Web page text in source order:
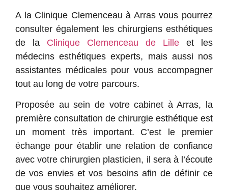
plus
A la Clinique Clemenceauà Arrasvous pourrez
consulter également les chirurgiens esthétiques
de la Clinique Clemenceau de Lille et les
médecins esthétiques experts, mais aussi nos
assistantes médicales pour vous accompagner
tout au long de votre parcours.
Proposée au sein de votre cabinet à Arras, la
première consultation de chirurgie esthétique est
un moment très important. C’est le premier
échange pour établir une relation de confiance
avec votre chirurgien plasticien, il sera à l’écoute
de vos envies et vos besoins afin de définir ce
que vous souhaitez améliorer.